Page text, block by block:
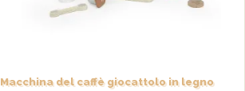
Macchina del caffè giocattolo in legno